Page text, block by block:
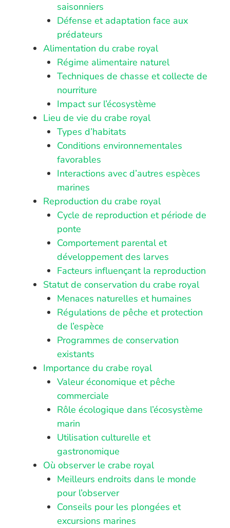
saisonniers
Défense et adaptation face aux
prédateurs
Alimentation du crabe royal
Régime alimentaire naturel
Techniques de chasse et collecte de
nourriture
Impact sur l’écosystème
Lieu de vie du crabe royal
Types d’habitats
Conditions environnementales
favorables
Interactions avec d’autres espèces
marines
Reproduction du crabe royal
Cycle de reproduction et période de
ponte
Comportement parental et
développement des larves
Facteurs influençant la reproduction
Statut de conservation du crabe royal
Menaces naturelles et humaines
Régulations de pêche et protection
de l’espèce
Programmes de conservation
existants
Importance du crabe royal
Valeur économique et pêche
commerciale
Rôle écologique dans l’écosystème
marin
Utilisation culturelle et
gastronomique
Où observer le crabe royal
Meilleurs endroits dans le monde
pour l’observer
Conseils pour les plongées et
excursions marines